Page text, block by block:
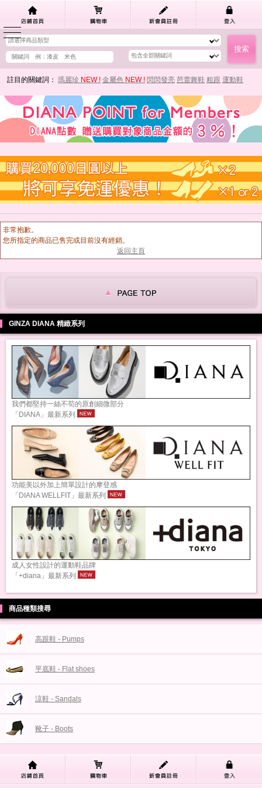
註目的關鍵詞： 瑪麗珍 NEW ! 金屬色 NEW ! 閃閃發亮 芭蕾舞鞋 粗跟 運動鞋
非常抱歉。
您所指定的商品已售完或目前沒有經銷。
返回主頁
GINZA DIANA 精緻系列
我們都堅持一絲不苟的原創細微部分
「DIANA」最新系列
功能美以外加上簡單設計的摩登感
「DIANA WELLFIT」最新系列
成人女性設計的運動鞋品牌
「+diana」最新系列
商品種類搜尋
高跟鞋 - Pumps
平底鞋 - Flat shoes
涼鞋 - Sandals
靴子 - Boots